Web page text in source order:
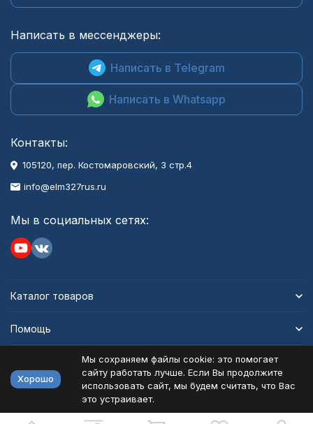
Написать в мессенджеры:
Написать в Telegram
Написать в Whatsapp
Контакты:
105120, пер. Костомаровский, 3 стр.4
info@elm327rus.ru
Мы в социальных сетях:
Каталог товаров
Помощь
Политика персональных данных
Хорошо
Мы сохраняем файлы cookie: это помогает
сайту работать лучше. Если Вы продолжите
использовать сайт, мы будем считать, что Вас
это устраивает.